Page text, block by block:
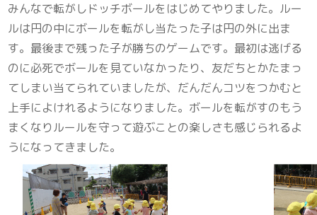
みんなで転がしドッチボールをはじめてやりました。ルー
ルは円の中にボールを転がし当たった子は円の外に出ま
す。最後まで残った子が勝ちのゲームです。最初は逃げる
のに必死でボールを見ていなかったり、友だちとかたまっ
てしまい当てられていましたが、だんだんコツをつかむと
上手によけれるようになりました。ボールを転がすのもう
まくなりルールを守って遊ぶことの楽しさも感じられるよ
うになってきました。